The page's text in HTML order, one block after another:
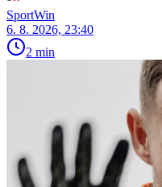
SportWin
6. 8. 2026, 23:40
2 min